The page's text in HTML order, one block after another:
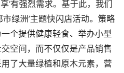
享’有强烈需求。基于此，我们
绿洲’主题快闪店活动。策略
个提供健康轻食、举办小型
空间，而不仅仅是产品销售
了大量绿植和原木元素，营